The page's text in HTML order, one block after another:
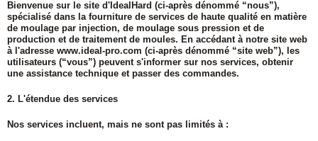
Bienvenue sur le site d'IdealHard (ci-après dénommé “nous”),
spécialisé dans la fourniture de services de haute qualité en matière
de moulage par injection, de moulage sous pression et de
production et de traitement de moules. En accédant à notre site web
à l'adresse www.ideal-pro.com (ci-après dénommé “site web”), les
utilisateurs (“vous”) peuvent s'informer sur nos services, obtenir
une assistance technique et passer des commandes.
2. L'étendue des services
Nos services incluent, mais ne sont pas limités à :